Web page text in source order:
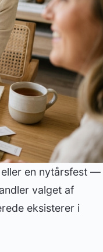
en nytårsfest —
valget af
eksisterer i